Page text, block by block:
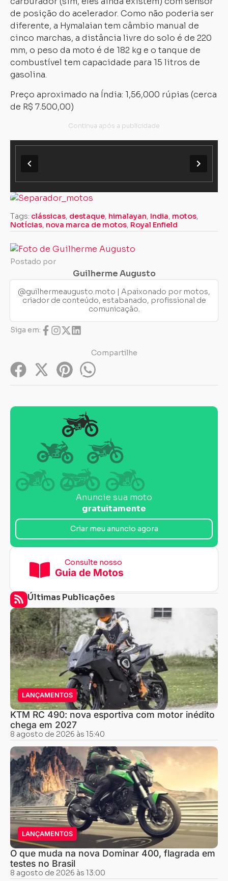
de posição do acelerador. Como não poderia ser
diferente, a Hymalaian tem câmbio manual de
cinco marchas, a distância livre do solo é de 220
mm, o peso da moto é de 182 kg e o tanque de
combustível tem capacidade para 15 litros de
gasolina.
Preço aproximado na Índia: 1,56,000 rúpias (cerca
de R$ 7.500,00)
Tags: clássicas, destaque, himalayan, India, motos,
Notícias, nova marca de motos, Royal Enfield
Postado por
Guilherme Augusto
@guilhermeaugusto.moto | Apaixonado por motos,
criador de conteúdo, estabanado, profissional de
comunicação.
Siga em:
Compartilhe
Anuncie sua moto
gratuitamente
Criar meu anuncio agora
Consulte nosso
Guia de Motos
Últimas Publicações
LANÇAMENTOS
KTM RC 490: nova esportiva com motor inédito
chega em 2027
8 agosto de 2026 às 15:40
LANÇAMENTOS
O que muda na nova Dominar 400, flagrada em
testes no Brasil
8 agosto de 2026 às 13:00